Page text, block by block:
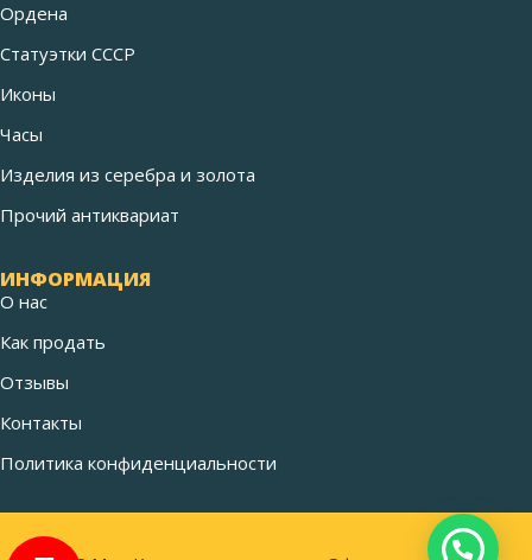
Ордена
Статуэтки СССР
Иконы
Часы
Изделия из серебра и золота
Прочий антиквариат
ИНФОРМАЦИЯ
О нас
Как продать
Отзывы
Контакты
Политика конфиденциальности